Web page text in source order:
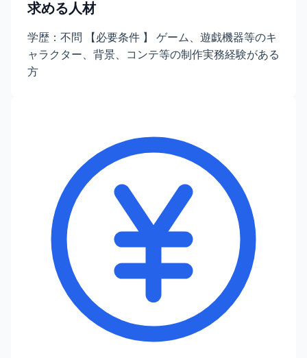
求める人材
学歴：不問 【必要条件 】 ゲーム、遊戯機器等のキ
ャラクター、背景、コンテ等の制作実務経験がある
方